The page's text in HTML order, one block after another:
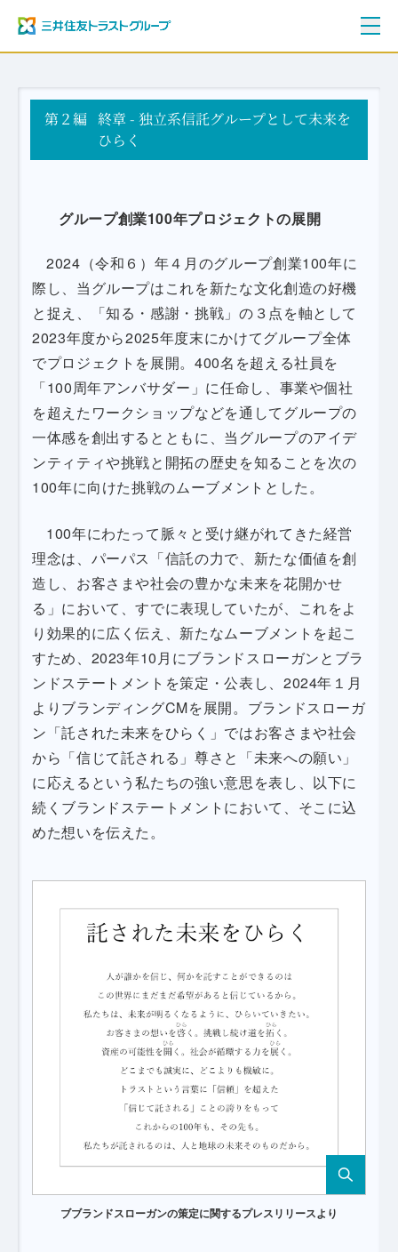
ご挨拶
三井住友トラストグループ100年史
資料編
年表
第２編 終章 - 独立系信託グループとして未来を
ひらく
グループ創業100年プロジェクトの展開
2024（令和６）年４月のグループ創業100年に
際し、当グループはこれを新たな文化創造の好機
と捉え、「知る・感謝・挑戦」の３点を軸として
2023年度から2025年度末にかけてグループ全体
でプロジェクトを展開。400名を超える社員を
「100周年アンバサダー」に任命し、事業や個社
を超えたワークショップなどを通してグループの
一体感を創出するとともに、当グループのアイデ
ンティティや挑戦と開拓の歴史を知ることを次の
100年に向けた挑戦のムーブメントとした。
100年にわたって脈々と受け継がれてきた経営
理念は、パーパス「信託の力で、新たな価値を創
造し、お客さまや社会の豊かな未来を花開かせ
る」において、すでに表現していたが、これをよ
り効果的に広く伝え、新たなムーブメントを起こ
すため、2023年10月にブランドスローガンとブラ
ンドステートメントを策定・公表し、2024年１月
よりブランディングCMを展開。ブランドスローガ
ン「託された未来をひらく」ではお客さまや社会
から「信じて託される」尊さと「未来への願い」
に応えるという私たちの強い意思を表し、以下に
続くブランドステートメントにおいて、そこに込
めた想いを伝えた。
ブブランドスローガンの策定に関するプレスリリースより